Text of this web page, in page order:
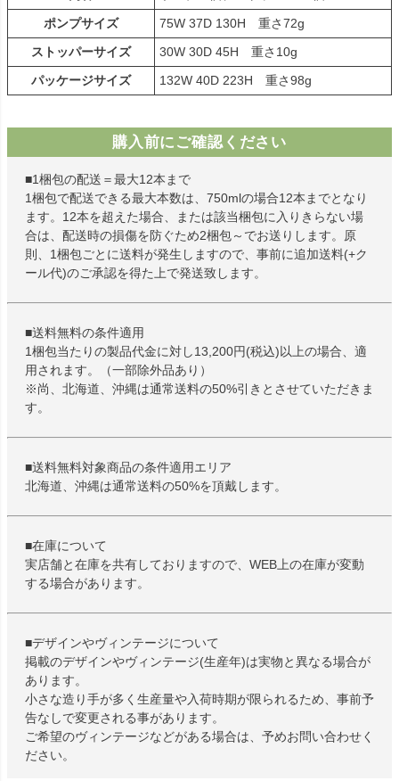
ポンプサイズ
75W 37D 130H 重さ72g
ストッパーサイズ
30W 30D 45H 重さ10g
パッケージサイズ
132W 40D 223H 重さ98g
購入前にご確認ください
■1梱包の配送＝最大12本まで
1梱包で配送できる最大本数は、750mlの場合12本までとなり
ます。12本を超えた場合、または該当梱包に入りきらない場
合は、配送時の損傷を防ぐため2梱包～でお送りします。原
則、1梱包ごとに送料が発生しますので、事前に追加送料(+ク
ール代)のご承認を得た上で発送致します。
■送料無料の条件適用
1梱包当たりの製品代金に対し13,200円(税込)以上の場合、適
用されます。（一部除外品あり）
※尚、北海道、沖縄は通常送料の50%引きとさせていただきま
す。
■送料無料対象商品の条件適用エリア
北海道、沖縄は通常送料の50%を頂戴します。
■在庫について
実店舗と在庫を共有しておりますので、WEB上の在庫が変動
する場合があります。
■デザインやヴィンテージについて
掲載のデザインやヴィンテージ(生産年)は実物と異なる場合が
あります。
小さな造り手が多く生産量や入荷時期が限られるため、事前予
告なしで変更される事があります。
ご希望のヴィンテージなどがある場合は、予めお問い合わせく
ださい。